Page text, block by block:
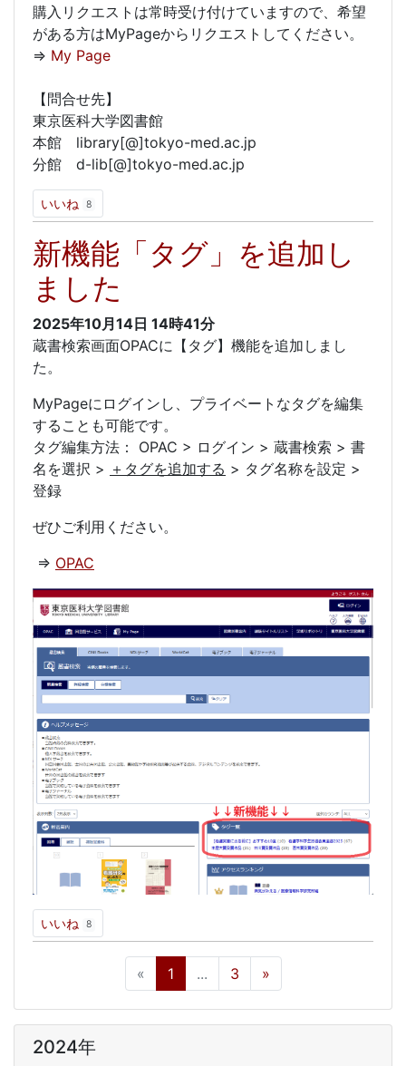
購入リクエストは常時受け付けていますので、希望
がある方はMyPageからリクエストしてください。
⇒ My Page
【問合せ先】
東京医科大学図書館
本館 library[@]tokyo-med.ac.jp
分館 d-lib[@]tokyo-med.ac.jp
いいね 8
新機能「タグ」を追加し
ました
2025年10月14日 14時41分
蔵書検索画面OPACに【タグ】機能を追加しまし
た。
MyPageにログインし、プライベートなタグを編集
することも可能です。
タグ編集方法： OPAC > ログイン > 蔵書検索 > 書
名を選択 > ＋タグを追加する > タグ名称を設定 >
登録
ぜひご利用ください。
⇒ OPAC
いいね 8
« 1 ... 3 »
2024年